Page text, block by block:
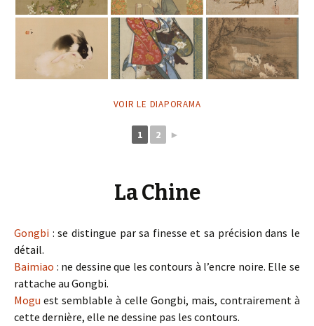
VOIR LE DIAPORAMA
1 2 ►
La Chine
Gongbi : se distingue par sa finesse et sa précision dans le
détail.
Baimiao : ne dessine que les contours à l’encre noire. Elle se
rattache au Gongbi.
Mogu est semblable à celle Gongbi, mais, contrairement à
cette dernière, elle ne dessine pas les contours.